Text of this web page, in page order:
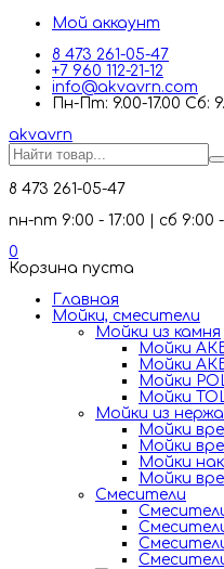
Мой аккаунт
8 473 261-05-47
+7 960 112-21-12
info@akvavrn.com
Пн-Пт: 9.00-17.00 Сб:
akvavrn
8 473 261-05-47
пн-пт 9:00 - 17:00 | сб 9:00 -
0
Корзина пуста
Главная
Мойки, смесители
Mойки из камня
Мойки
Мойки
Мойки
Мойки
Мойки из
Мойки
Мойки
Мойки
Мойки
Смесители